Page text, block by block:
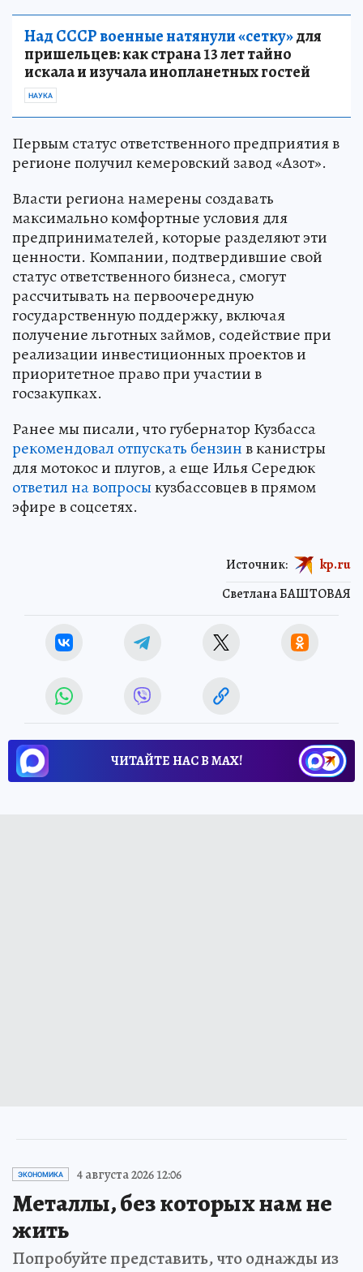
Над СССР военные натянули «сетку»для
пришельцев: как страна 13 лет тайно
искала и изучала инопланетных гостей
НАУКА
Первым статус ответственного предприятия в
регионе получил кемеровский завод «Азот».
Власти региона намерены создавать
максимально комфортные условия для
предпринимателей, которые разделяют эти
ценности. Компании, подтвердившие свой
статус ответственного бизнеса, смогут
рассчитывать на первоочередную
государственную поддержку, включая
получение льготных займов, содействие при
реализации инвестиционных проектов и
приоритетное право при участии в
госзакупках.
Ранее мы писали, что губернатор Кузбасса
рекомендовал отпускать бензинв канистры
для мотокос и плугов, а еще Илья Середюк
ответил на вопросыкузбассовцев в прямом
эфире в соцсетях.
Светлана БАШТОВАЯ
Источник: kp.ru
ЧИТАЙТЕ НАС В МАХ!
ЭКОНОМИКА 4 августа 2026 12:06
Металлы, без которых нам не
жить
Попробуйте представить, что однажды из